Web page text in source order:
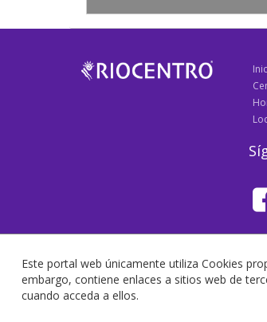
Este portal web únicamente utiliza Cookies
embargo, contiene enlaces a sitios web de
cuando acceda a ellos.